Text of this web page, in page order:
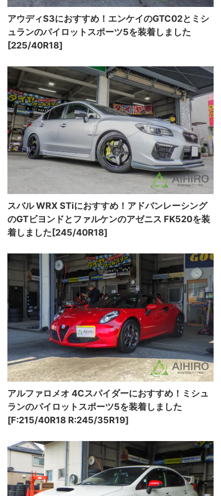
アウディS3におすすめ！エンケイのGTC02とミシ
ュランのパイロットスポーツ5を装着しました
[225/40R18]
スバル WRX STiにおすすめ！アドバンレーシング
のGTビヨンドとファルケンのアゼニス FK520を装
着しました[245/40R18]
アルファロメオ 4Cスパイダーにおすすめ！ミシュ
ランのパイロットスポーツ5を装着しました
[F:215/40R18 R:245/35R19]